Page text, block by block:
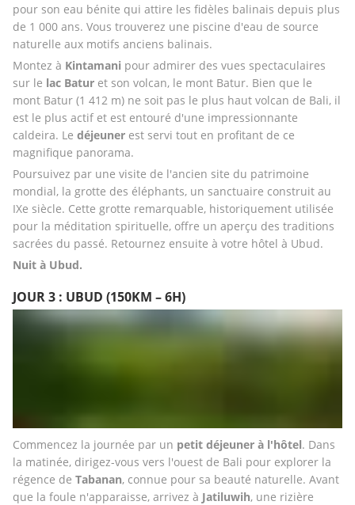
pour son eau bénite qui attire les fidèles balinais depuis plus
de 1 000 ans. Vous trouverez une piscine d'eau de source
naturelle aux motifs anciens balinais.
Montez à Kintamani pour admirer des vues spectaculaires
sur le lac Batur et son volcan, le mont Batur. Bien que le
mont Batur (1 412 m) ne soit pas le plus haut volcan de Bali, il
est le plus actif et est entouré d'une impressionnante
caldeira. Le déjeuner est servi tout en profitant de ce
magnifique panorama.
Poursuivez par une visite de l'ancien site du patrimoine
mondial, la grotte des éléphants, un sanctuaire construit au
IXe siècle. Cette grotte remarquable, historiquement utilisée
pour la méditation spirituelle, offre un aperçu des traditions
sacrées du passé. Retournez ensuite à votre hôtel à Ubud.
Nuit à Ubud.
JOUR 3 : UBUD (150KM – 6H)
Commencez la journée par un petit déjeuner à l'hôtel. Dans
la matinée, dirigez-vous vers l'ouest de Bali pour explorer la
régence de Tabanan, connue pour sa beauté naturelle. Avant
que la foule n'apparaisse, arrivez à Jatiluwih, une rizière